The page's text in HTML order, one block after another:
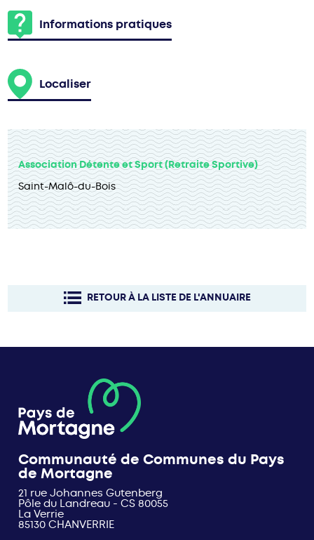
Informations pratiques
Localiser
Association Détente et Sport (Retraite Sportive)
Saint-Malô-du-Bois
RETOUR À LA LISTE DE L'ANNUAIRE
Communauté de Communes du Pays
de Mortagne
21 rue Johannes Gutenberg
Pôle du Landreau - CS 80055
La Verrie
85130 CHANVERRIE